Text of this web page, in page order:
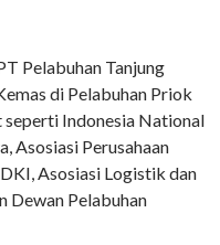
Pelabuhan Tanjung
di Pelabuhan Priok
Indonesia National
Asosiasi Perusahaan
Asosiasi Logistik dan
Dewan Pelabuhan